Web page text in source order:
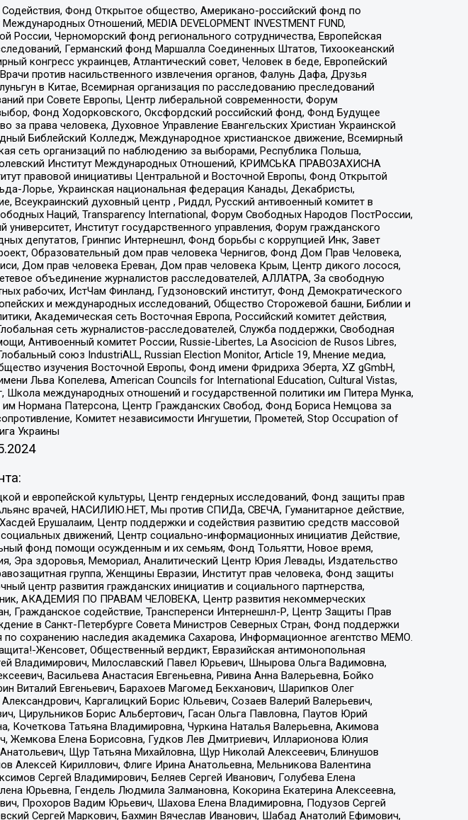
Фонд Открытое общество, Американо-российский фонд по
Отношений, MEDIA DEVELOPMENT INVESTMENT FUND,
России, Черноморский фонд регионального сотрудничества, Европейская
Германский фонд Маршалла Соединенных Штатов, Тихоокеанский
конгресс украинцев, Атлантический совет, Человек в беде, Европейский
против насильственного извлечения органов, Фалунь Дафа, Друзья
в Китае, Всемирная организация по расследованию преследований
при Совете Европы, Центр либеральной современности, Форум
Фонд Ходорковского, Оксфордский российский фонд, Фонд Будущее
права человека, Духовное Управление Евангельских Христиан Украинской
Библейский Колледж, Международное христианское движение, Всемирный
сеть организаций по наблюдению за выборами, Республика Польша,
Институт Международных Отношений, КРИМСЬКА ПРАВОЗАХИСНА
правовой инициативы Центральной и Восточной Европы, Фонд Открытой
Лорье, Украинская национальная федерация Канады, Декабристы,
духовный центр , Риддл, Русский антивоенный комитет в
Наций, Transparеncy International, Форум Свободных Народов ПостРоссии,
Институт государственного управления, Форум гражданского
депутатов, Гринпис Интернешнл, Фонд борьбы с коррупцией Инк, Завет
Образовательный дом прав человека Чернигов, Фонд Дом Прав Человека,
Дом прав человека Ереван, Дом прав человека Крым, Центр дикого лосося,
объединение журналистов расследователей, АЛЛАТРА, За свободную
рабочих, ИстЧам Финланд, Гудзоновский институт, Фонд Демократического
и международных исследований, Общество Сторожевой башни, Библии и
Академическая сеть Восточная Европа, Российский комитет действия,
сеть журналистов-расследователей, Служба поддержки, Свободная
Антивоенный комитет России, Russie-Libertes, La Asocicion de Rusos Libres,
союз IndustriALL, Russian Election Monitor, Article 19, Мнение медиа,
изучения Восточной Европы, Фонд имени Фридриха Эберта, XZ gGmbH,
Льва Копелева, American Councils for International Education, Cultural Vistas,
международных отношений и государственной политики им Питера Мунка,
Нормана Патерсона, Центр Гражданских Свобод, Фонд Бориса Немцова за
Комитет независимости Ингушетии, Прометей, Stop Occupation of
Украины
и европейской культуры, Центр гендерных исследований, Фонд защиты прав
врачей, НАСИЛИЮ.НЕТ, Мы против СПИДа, СВЕЧА, Гуманитарное действие,
Ерушалаим, Центр поддержки и содействия развитию средств массовой
движений, Центр социально-информационных инициатив Действие,
фонд помощи осужденным и их семьям, Фонд Тольятти, Новое время,
Эра здоровья, Мемориал, Аналитический Центр Юрия Левады, Издательство
группа, Женщины Евразии, Институт прав человека, Фонд защиты
центр развития гражданских инициатив и социального партнерства,
АКАДЕМИЯ ПО ПРАВАМ ЧЕЛОВЕКА, Центр развития некоммерческих
Гражданское содействие, Трансперенси Интернешнл-Р, Центр Защиты Прав
в Санкт-Петербурге Совета Министров Северных Стран, Фонд поддержки
сохранению наследия академика Сахарова, Информационное агентство МЕМО.
Женсовет, Общественный вердикт, Евразийская антимонопольная
Владимирович, Милославский Павел Юрьевич, Шнырова Ольга Вадимовна,
Васильева Анастасия Евгеньевна, Ривина Анна Валерьевна, Бойко
Виталий Евгеньевич, Барахоев Магомед Бекханович, Шарипков Олег
Каргалицкий Борис Юльевич, Созаев Валерий Валерьевич,
Цирульников Борис Альбертович, Гасан Ольга Павловна, Паутов Юрий
Татьяна Владимировна, Чуркина Наталья Валерьевна, Акимова
Жемкова Елена Борисовна, Гудков Лев Дмитриевич, Илларионова Юлия
Щур Татьяна Михайловна, Щур Николай Алексеевич, Блинушов
Алексей Кириллович, Флиге Ирина Анатольевна, Мельникова Валентина
Сергей Владимирович, Беляев Сергей Иванович, Голубева Елена
Юрьевна, Гендель Людмила Залмановна, Кокорина Екатерина Алексеевна,
Прохоров Вадим Юрьевич, Шахова Елена Владимировна, Подузов Сергей
Сергей Маркович, Бахмин Вячеслав Иванович, Шабад Анатолий Ефимович,